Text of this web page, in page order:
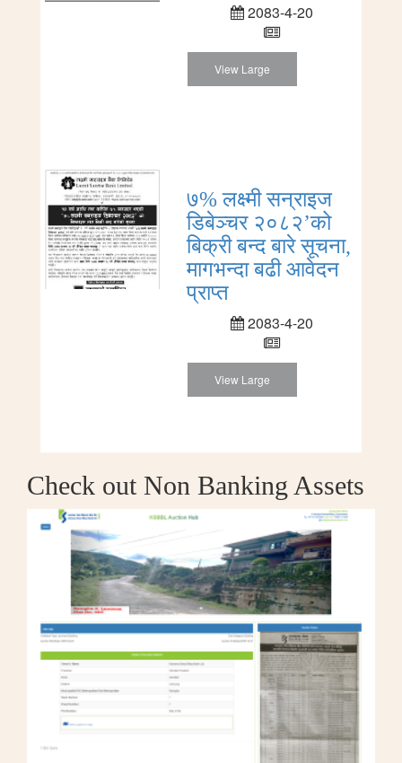
2083-4-20
View Large
७% लक्ष्मी सन्राइज
डिबेञ्चर २०८२’को
बिक्री बन्द बारे सूचना,
मागभन्दा बढी आवेदन
प्राप्त
2083-4-20
View Large
Check out Non Banking Assets